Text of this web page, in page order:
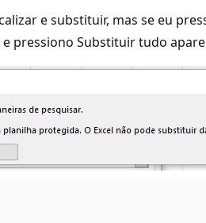
e substituir, mas se eu
pressiono Substituir tudo